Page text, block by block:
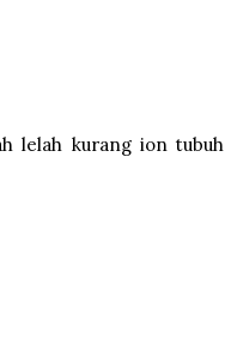
lelah kurang ion tubuh